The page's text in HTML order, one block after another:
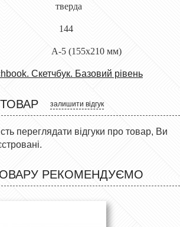
тверда
144
(155x210 мм)
Скетчбук. Базовий рівень
залишити відгук
переглядати відгуки про товар, Ви
РЕКОМЕНДУЄМО